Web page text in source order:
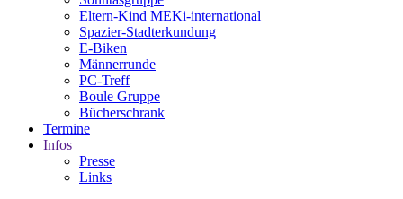
Eltern-Kind MEKi-international
Spazier-Stadterkundung
E-Biken
Männerrunde
PC-Treff
Boule Gruppe
Bücherschrank
Termine
Infos
Presse
Links